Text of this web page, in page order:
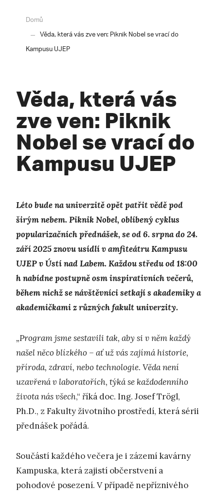
Domů
Věda, která vás zve ven: Piknik Nobel se vrací do
Kampusu UJEP
Věda, která vás
zve ven: Piknik
Nobel se vrací do
Kampusu UJEP
Léto bude na univerzitě opět patřit vědě pod
širým nebem. Piknik Nobel, oblíbený cyklus
popularizačních přednášek, se od 6. srpna do 24.
září 2025 znovu usídlí v amfiteátru Kampusu
UJEP v Ústí nad Labem. Každou středu od 18:00
h nabídne postupně osm inspirativních večerů,
během nichž se návštěvníci setkají s akademiky a
akademičkami z různých fakult univerzity.
„Program jsme sestavili tak, aby si v něm každý
našel něco blízkého – ať už vás zajímá historie,
příroda, zdraví, nebo technologie. Věda není
uzavřená v laboratořích, týká se každodenního
života nás všech,“ říká doc. Ing. Josef Trögl,
Ph.D., z Fakulty životního prostředí, která sérii
přednášek pořádá.
Součástí každého večera je i zázemí kavárny
Kampuska, která zajistí občerstvení a
pohodové posezení. V případě nepříznivého